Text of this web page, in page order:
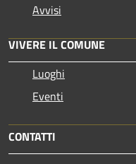
Avvisi
VIVERE IL COMUNE
Luoghi
Eventi
CONTATTI